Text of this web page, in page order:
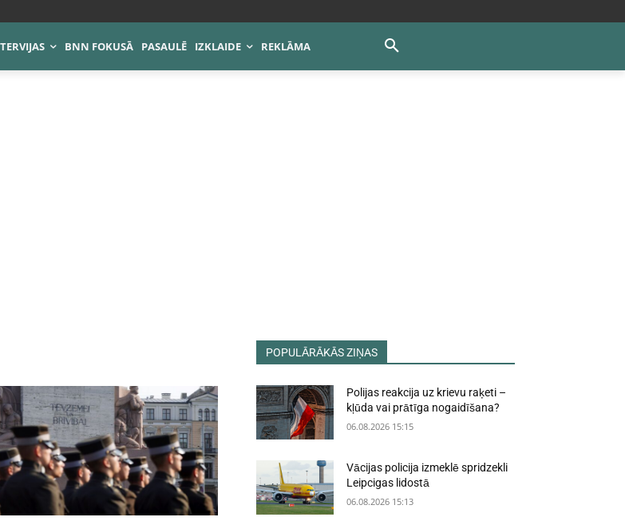
BNN FOKUSĀ PASAULĒ IZKLAIDE REKLĀMA
POPULĀRĀKĀS ZIŅAS
Polijas reakcija uz krievu raķeti –
kļūda vai prātīga nogaidīšana?
06.08.2026 15:15
Vācijas policija izmeklē spridzekli
Leipcigas lidostā
06.08.2026 15:13